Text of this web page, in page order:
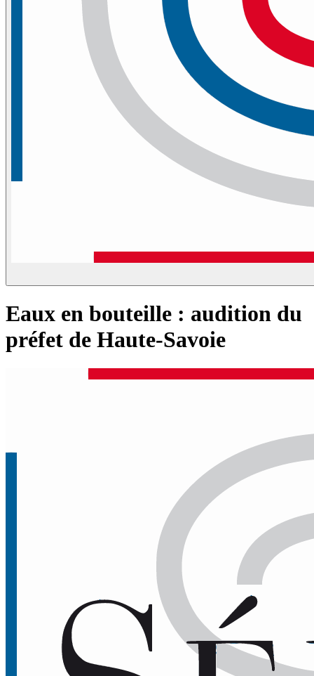
Eaux en bouteille : audition du
préfet de Haute-Savoie